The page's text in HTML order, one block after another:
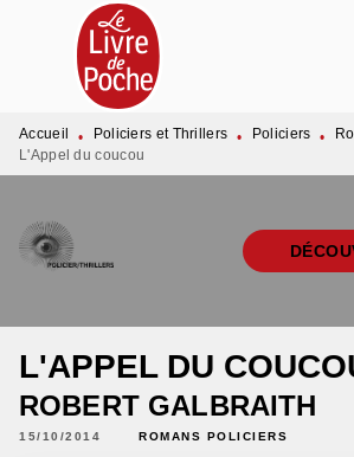
MENU RECHERCHE
PIED DE PAGE
Accueil • Policiers et Thrillers • Policiers •
L'Appel du coucou
L'APPEL DU
ROBERT GALBRAITH
15/10/2014 ROMANS POLICIERS